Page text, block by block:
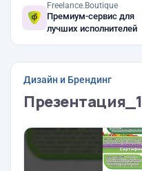
Freelance.Boutique
Премиум-сервис для
лучших исполнителей
Дизайн и Брендинг
Презентация_1